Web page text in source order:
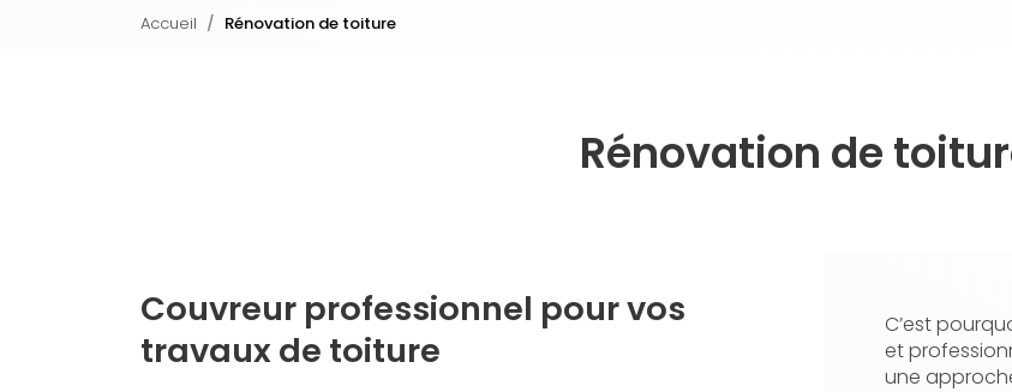
Accueil Rénovation de toiture
Rénovation de
Couvreur professionnel pour vos
travaux de toiture
C’est
et
une